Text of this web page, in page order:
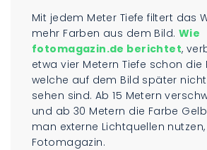
Mit jedem Meter Tiefe filtert das
mehr Farben aus dem Bild. Wie
fotomagazin.de berichtet,
etwa vier Metern Tiefe schon die
welche auf dem Bild später
sehen sind. Ab 15 Metern
und ab 30 Metern die Farbe
man externe Lichtquellen
Fotomagazin.